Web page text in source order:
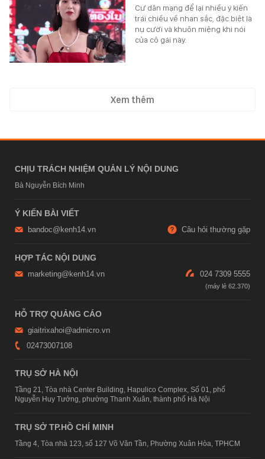
Cư dân mạng để lại nhiều ý kiến
trái chiều về nhan sắc, đặc biệt là
nụ cười và khuôn miệng khi nói
của cô gái này.
Xem thêm
CHỊU TRÁCH NHIỆM QUẢN LÝ NỘI DUNG
Bà Nguyễn Bích Minh
Ý KIẾN BÀI VIẾT
bandoc@kenh14.vn Câu hỏi thường gặp
HỢP TÁC NỘI DUNG
marketing@kenh14.vn 024 7309 5555
HỖ TRỢ QUẢNG CÁO
giaitrixahoi@admicro.vn
02473007108
TRỤ SỞ HÀ NỘI
Tầng 21, Tòa nhà Center Building, Hapulico Complex, Số 01, phố
Nguyễn Huy Tưởng, phường Thanh Xuân, thành phố Hà Nội
TRỤ SỞ TP.HỒ CHÍ MINH
Tầng 4, Tòa nhà 123, số 127 Võ Văn Tần, Phường Xuân Hòa, TPHCM